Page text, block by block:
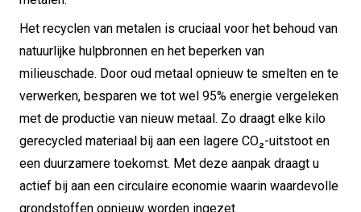
Het recyclen van metalen is cruciaal voor het behoud van
natuurlijke hulpbronnen en het beperken van
milieuschade. Door oud metaal opnieuw te smelten en te
verwerken, besparen we tot wel 95% energie vergeleken
met de productie van nieuw metaal. Zo draagt elke kilo
gerecycled materiaal bij aan een lagere CO₂-uitstoot en
een duurzamere toekomst. Met deze aanpak draagt u
actief bij aan een circulaire economie waarin waardevolle
grondstoffen opnieuw worden ingezet.